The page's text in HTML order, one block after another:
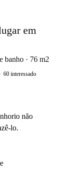
em
banho 76 m2
60 interessado
não
lo.